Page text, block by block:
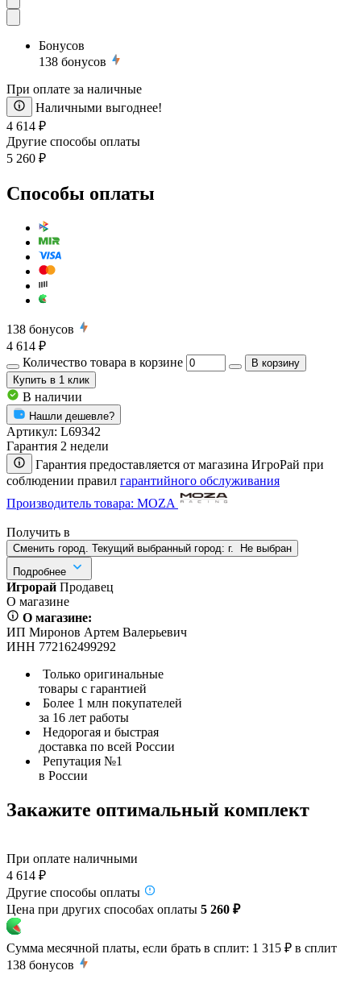
Бонусов
138 бонусов
При оплате за наличные
Наличными выгоднее!
4 614 ₽
Другие способы оплаты
5 260 ₽
Способы оплаты
138 бонусов
4 614 ₽
Количество товара в корзине
В корзину
Купить в 1 клик
В наличии
Нашли дешевле?
Артикул: L69342
Гарантия 2 недели
Гарантия предоставляется от магазина ИгроРай при
соблюдении правил гарантийного обслуживания
Производитель товара: MOZA
Получить в
Сменить город. Текущий выбранный город: г.
Не выбран
Подробнее
Игрорай Продавец
О магазине
О магазине:
ИП Миронов Артем Валерьевич
ИНН 772162499292
Только оригинальные
товары с гарантией
Более 1 млн покупателей
за 16 лет работы
Недорогая и быстрая
доставка по всей России
Репутация №1
в России
Закажите оптимальный комплект
При оплате наличными
4 614 ₽
Другие способы оплаты
Цена при других способах оплаты 5 260 ₽
Сумма месячной платы, если брать в сплит: 1 315 ₽ в сплит
138 бонусов